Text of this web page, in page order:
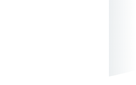
goede